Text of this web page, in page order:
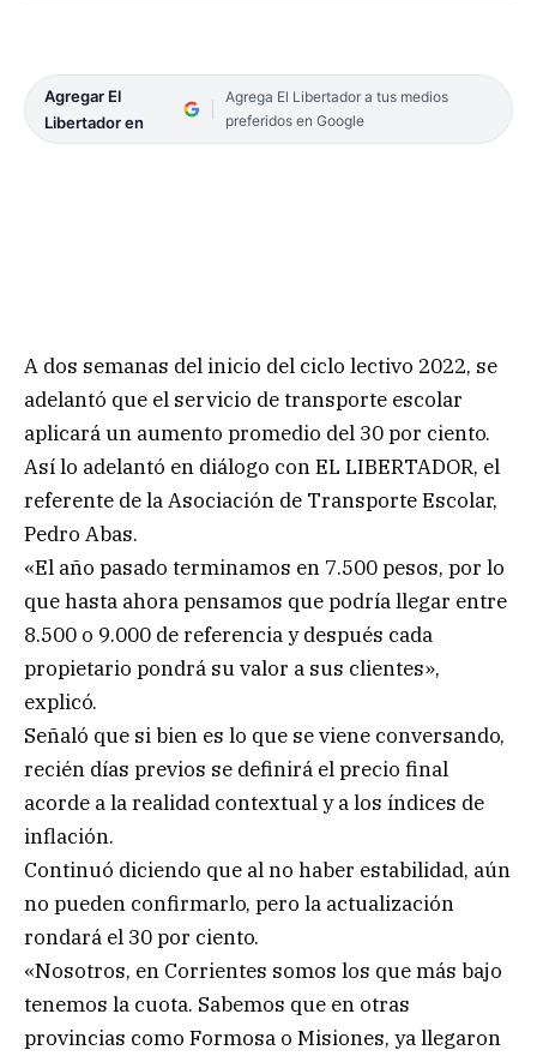
Agregar El
Libertador en
Agrega El Libertador a tus medios
preferidos en Google
A dos semanas del inicio del ciclo lectivo 2022, se
adelantó que el servicio de transporte escolar
aplicará un aumento promedio del 30 por ciento.
Así lo adelantó en diálogo con EL LIBERTADOR, el
referente de la Asociación de Transporte Escolar,
Pedro Abas.
«El año pasado terminamos en 7.500 pesos, por lo
que hasta ahora pensamos que podría llegar entre
8.500 o 9.000 de referencia y después cada
propietario pondrá su valor a sus clientes»,
explicó.
Señaló que si bien es lo que se viene conversando,
recién días previos se definirá el precio final
acorde a la realidad contextual y a los índices de
inflación.
Continuó diciendo que al no haber estabilidad, aún
no pueden confirmarlo, pero la actualización
rondará el 30 por ciento.
«Nosotros, en Corrientes somos los que más bajo
tenemos la cuota. Sabemos que en otras
provincias como Formosa o Misiones, ya llegaron